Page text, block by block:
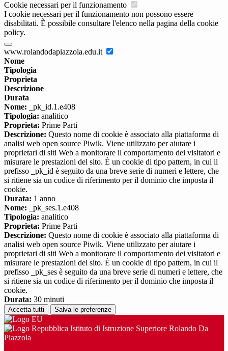
Cookie necessari per il funzionamento
I cookie necessari per il funzionamento non possono essere
disabilitati. È possibile consultare l'elenco nella pagina della cookie
policy.
www.rolandodapiazzola.edu.it
Nome
Tipologia
Proprieta
Descrizione
Durata
Nome: _pk_id.1.e408
Tipologia: analitico
Proprieta: Prime Parti
Descrizione: Questo nome di cookie è associato alla piattaforma di
analisi web open source Piwik. Viene utilizzato per aiutare i
proprietari di siti Web a monitorare il comportamento dei visitatori e
misurare le prestazioni del sito. È un cookie di tipo pattern, in cui il
prefisso _pk_id è seguito da una breve serie di numeri e lettere, che
si ritiene sia un codice di riferimento per il dominio che imposta il
cookie.
Durata: 1 anno
Nome: _pk_ses.1.e408
Tipologia: analitico
Proprieta: Prime Parti
Descrizione: Questo nome di cookie è associato alla piattaforma di
analisi web open source Piwik. Viene utilizzato per aiutare i
proprietari di siti Web a monitorare il comportamento dei visitatori e
misurare le prestazioni del sito. È un cookie di tipo pattern, in cui il
prefisso _pk_ses è seguito da una breve serie di numeri e lettere, che
si ritiene sia un codice di riferimento per il dominio che imposta il
cookie.
Durata: 30 minuti
Accetta tutti Salva le preferenze
Istituto di Istruzione Superiore Rolando Da
Piazzola